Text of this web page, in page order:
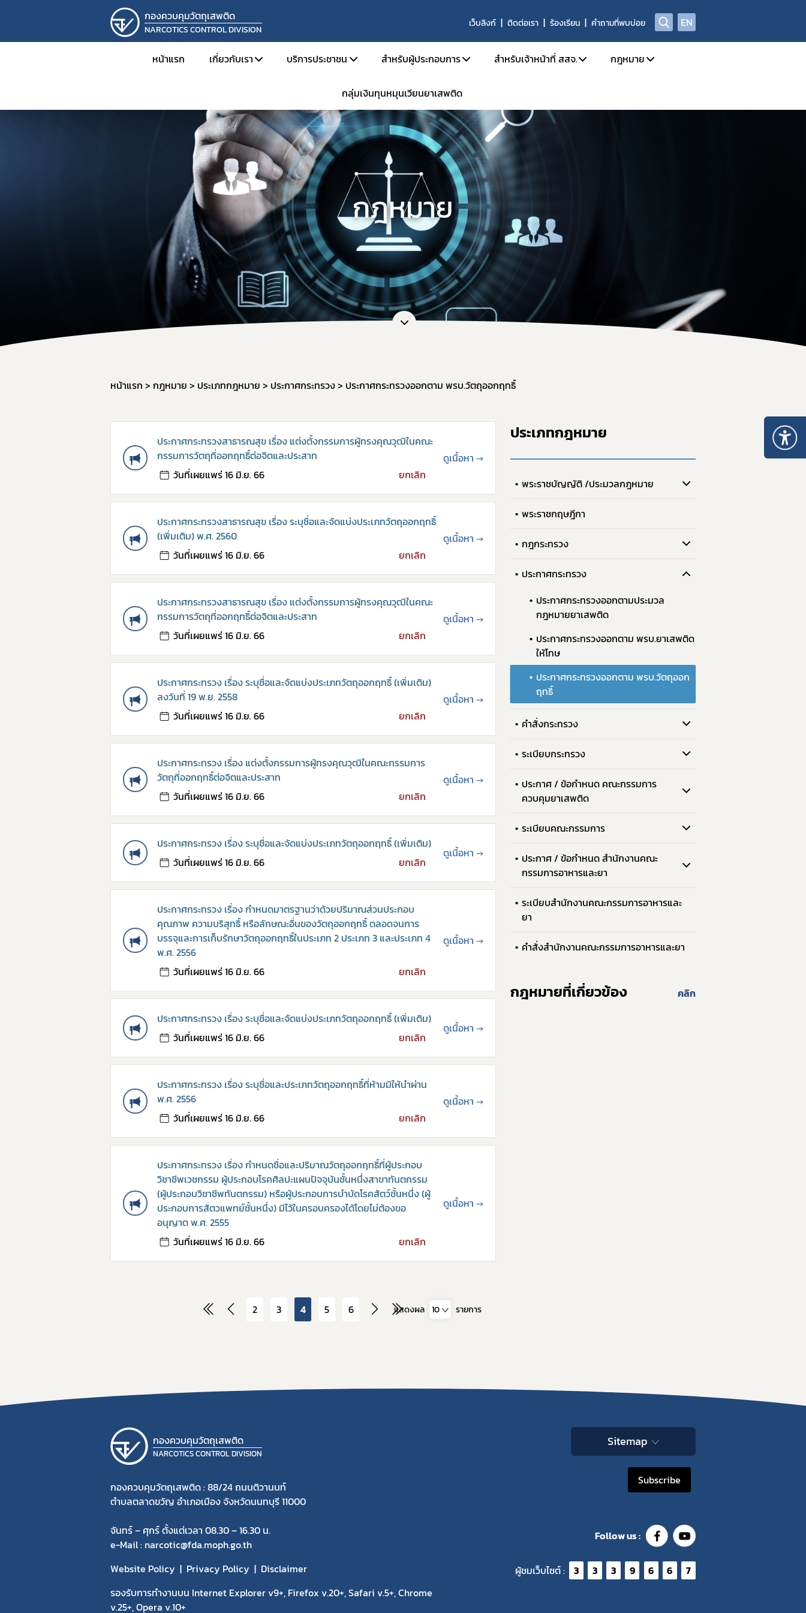
กองควบคุมวัตถุเสพติด
NARCOTICS CONTROL DIVISION
เว็บลิงก์ ติดต่อเรา ร้องเรียน คำถามที่พบบ่อย EN
หน้าแรก เกี่ยวกับเรา
ทำเนียบผู้บริหาร
โครงสร้างและอัตรากำลัง
ภารกิจและหน้าที่
ผลการดำเนินงานของกอง
การดำเนินงานเป็นองค์กรคุณธรรมต้นแบบ
รางวัลที่กองได้รับ
ภาพกิจกรรม
ติดต่อเรา
รับสมัครงาน
สำหรับเจ้าหน้าที่กองควบคุมวัตถุเสพติด
จองห้องประชุม
บริการประชาชน
คู่มือประชาชน
e-Book
ข้อมูลสถิติที่เกี่ยวกับวัตถุเสพติด
สำหรับผู้ประกอบการ
เอกสารเปิดสิทธิ์เข้าใช้ระบบ E-Submission
การขออนุญาตสำหรับสถานพยาบาล
การขออนุญาตครอบครองยาเสพติดให้โทษในประเภท 2 และวัตถุออกฤทธิ์ในประเภท 2,3,4
การขออนุญาตยาเสพติดให้โทษในประเภท 4
การขออนุญาตนำเข้า-ส่งออกเฉพาะคราวยาเสพติด/วัตถุออกฤทธิ์ และ นำผ่าน
การขอหนังสือรับรองการนำหรือสั่งเข้ามาซึ่งสารกาเฟอีน (Caffeine)
การขออนุญาตวัตถุออกฤทธิ์ในประเภท 1
การขออนุญาตยาเสพติดให้โทษในประเภท 1
ขออนุญาตผลิต นำเข้า ส่งออก ยาเสพติดให้โทษให้โทษในประเภท 2 และวัตถุออกฤทธิ์ในประเภท 2
การขออนุญาตยาเสพติดให้โทษในประเภท 5
การอนุญาตทะเบียนตำรับ / โฆษณา / หนังสือรับรองยาเสพติดให้โทษ หรือวัตถุออกฤทธิ์
หลักเกณฑ์และเงื่อนไขการตรวจประเมินการออกใบอนุญาต/ทะเบียน
แนวทางการขึ้นทะเบียน / หนังสือรับรอง
การทำลายวัตถุเสพติดที่ใช้ในทางการแพทย์
ระบบรายงานยาเสพติดให้โทษในประเภท 4
แบบฟอร์มรายงานกัญชา/กัญชง
แผนการตรวจเฝ้าระวังประจำปี 2569
สำหรับเจ้าหน้าที่ สสจ.
คู่มือการใช้งานระบบ e-Submission
คู่มือกำหนดสิทธิ์ให้ผู้ประกอบการเข้าใช้งานระบบ
กลุ่ม Open chat สำหรับเจ้าหน้าที่
การตรวจอนุญาตสถานที่สกัดกัญชง
ประชุมชี้แจงกฎหมายใหม่
การอนุญาตจำหน่าย ยส.2 หรือ วจ.2 พ.ศ. 2567
กฎกระทรวงการอนุญาตมีไว้ในครอบครอง ยส.2 วจ.2/วจ.3/วจ.4 พ.ศ. 2568
กฎกระทรวงการอนุญาต ยส.5 ที่มิใช่สารสกัดจากกัญชาหรือกัญชง พ.ศ.
กฎกระทรวงการอนุญาต ยส.5 เฉพาะสารสกัดจากกัญชาหรือกัญชง พ.ศ.
กฎหมาย
กฎหมายใหม่/ประเภทกฎหมาย
กลุ่มเงินทุนหมุนเวียนยาเสพติด
กฎหมาย
หน้าแรก กฎหมาย ประเภทกฎหมาย ประกาศกระทรวง ประกาศกระทรวงออกตาม พรบ.วัตถุออกฤทธิ์
ประเภทกฎหมาย
พระราชบัญญัติ /ประมวลกฎหมาย
พระราชกฤษฎีกา
กฎกระทรวง
ประกาศกระทรวง
ประกาศกระทรวงออกตามประมวล
กฎหมายยาเสพติด
ประกาศกระทรวงออกตาม พรบ.ยาเสพติด
ให้โทษ
ประกาศกระทรวงออกตาม พรบ.วัตถุออก
ฤทธิ์
คำสั่งกระทรวง
ระเบียบกระทรวง
ประกาศ / ข้อกำหนด คณะกรรมการ
ควบคุมยาเสพติด
ระเบียบคณะกรรมการ
ประกาศ / ข้อกำหนด สำนักงานคณะ
กรรมการอาหารและยา
ระเบียบสำนักงานคณะกรรมการอาหารและ
ยา
คำสั่งสำนักงานคณะกรรมการอาหารและยา
กฎหมายที่เกี่ยวข้อง คลิก
ประกาศกระทรวงสาธารณสุข เรื่อง แต่งตั้งกรรมการผู้ทรงคุณวุฒิในคณะ
กรรมการวัตถุที่ออกฤทธิ์ต่อจิตและประสาท
วันที่เผยแพร่ 16 มิ.ย. 66
ยกเลิก
ดูเนื้อหา →
ประกาศกระทรวงสาธารณสุข เรื่อง ระบุชื่อและจัดแบ่งประเภทวัตถุออกฤทธิ์
(เพิ่มเติม) พ.ศ. 2560
วันที่เผยแพร่ 16 มิ.ย. 66
ยกเลิก
ดูเนื้อหา →
ประกาศกระทรวงสาธารณสุข เรื่อง แต่งตั้งกรรมการผู้ทรงคุณวุฒิในคณะ
กรรมการวัตถุที่ออกฤทธิ์ต่อจิตและประสาท
วันที่เผยแพร่ 16 มิ.ย. 66
ยกเลิก
ดูเนื้อหา →
ประกาศกระทรวง เรื่อง ระบุชื่อและจัดแบ่งประเภทวัตถุออกฤทธิ์ (เพิ่มเติม)
ลงวันที่ 19 พ.ย. 2558
วันที่เผยแพร่ 16 มิ.ย. 66
ยกเลิก
ดูเนื้อหา →
ประกาศกระทรวง เรื่อง แต่งตั้งกรรมการผู้ทรงคุณวุฒิในคณะกรรมการ
วัตถุที่ออกฤทธิ์ต่อจิตและประสาท
วันที่เผยแพร่ 16 มิ.ย. 66
ยกเลิก
ดูเนื้อหา →
ประกาศกระทรวง เรื่อง ระบุชื่อและจัดแบ่งประเภทวัตถุออกฤทธิ์ (เพิ่มเติม)
วันที่เผยแพร่ 16 มิ.ย. 66
ยกเลิก
ดูเนื้อหา →
ประกาศกระทรวง เรื่อง กำหนดมาตรฐานว่าด้วยปริมาณส่วนประกอบ
คุณภาพ ความบริสุทธิ์ หรือลักษณะอื่นของวัตถุออกฤทธิ์ ตลอดจนการ
บรรจุและการเก็บรักษาวัตถุออกฤทธิ์ในประเภท 2 ประเภท 3 และประเภท 4
พ.ศ. 2556
วันที่เผยแพร่ 16 มิ.ย. 66
ยกเลิก
ดูเนื้อหา →
ประกาศกระทรวง เรื่อง ระบุชื่อและจัดแบ่งประเภทวัตถุออกฤทธิ์ (เพิ่มเติม)
วันที่เผยแพร่ 16 มิ.ย. 66
ยกเลิก
ดูเนื้อหา →
ประกาศกระทรวง เรื่อง ระบุชื่อและประเภทวัตถุออกฤทธิ์ที่ห้ามมิให้นำผ่าน
พ.ศ. 2556
วันที่เผยแพร่ 16 มิ.ย. 66
ยกเลิก
ดูเนื้อหา →
ประกาศกระทรวง เรื่อง กำหนดชื่อและปริมาณวัตถุออกฤทธิ์ที่ผู้ประกอบ
วิชาชีพเวชกรรม ผู้ประกอบโรคศิลปะแผนปัจจุบันชั้นหนึ่งสาขาทันตกรรม
(ผู้ประกอบวิชาชีพทันตกรรม) หรือผู้ประกอบการบำบัดโรคสัตว์ชั้นหนึ่ง (ผู้
ประกอบการสัตวแพทย์ชั้นหนึ่ง) มีไว้ในครอบครองได้โดยไม่ต้องขอ
อนุญาต พ.ศ. 2555
วันที่เผยแพร่ 16 มิ.ย. 66
ยกเลิก
ดูเนื้อหา →
2 3 4 5 6 แสดงผล 10 รายการ
กองควบคุมวัตถุเสพติด
NARCOTICS CONTROL DIVISION
กองควบคุมวัตถุเสพติด : 88/24 ถนนติวานนท์
ตำบลตลาดขวัญ อำเภอเมือง จังหวัดนนทบุรี 11000
จันทร์ – ศุกร์ ตั้งแต่เวลา 08.30 – 16.30 น.
e-Mail : narcotic@fda.moph.go.th
Website Policy
Privacy Policy
Disclaimer
รองรับการทำงานบน Internet Explorer v9+, Firefox v.20+, Safari v.5+, Chrome
v.25+, Opera v.10+
Sitemap
Subscribe
Follow us :
ผู้ชมเว็บไซต์ : 3 3 3 9 6 6 7
Subscribe
เลือกหัวข้อที่ท่านต้องการ Subscribe
กฎหมาย การขออนุญาต ข่าวประชาสัมพันธ์